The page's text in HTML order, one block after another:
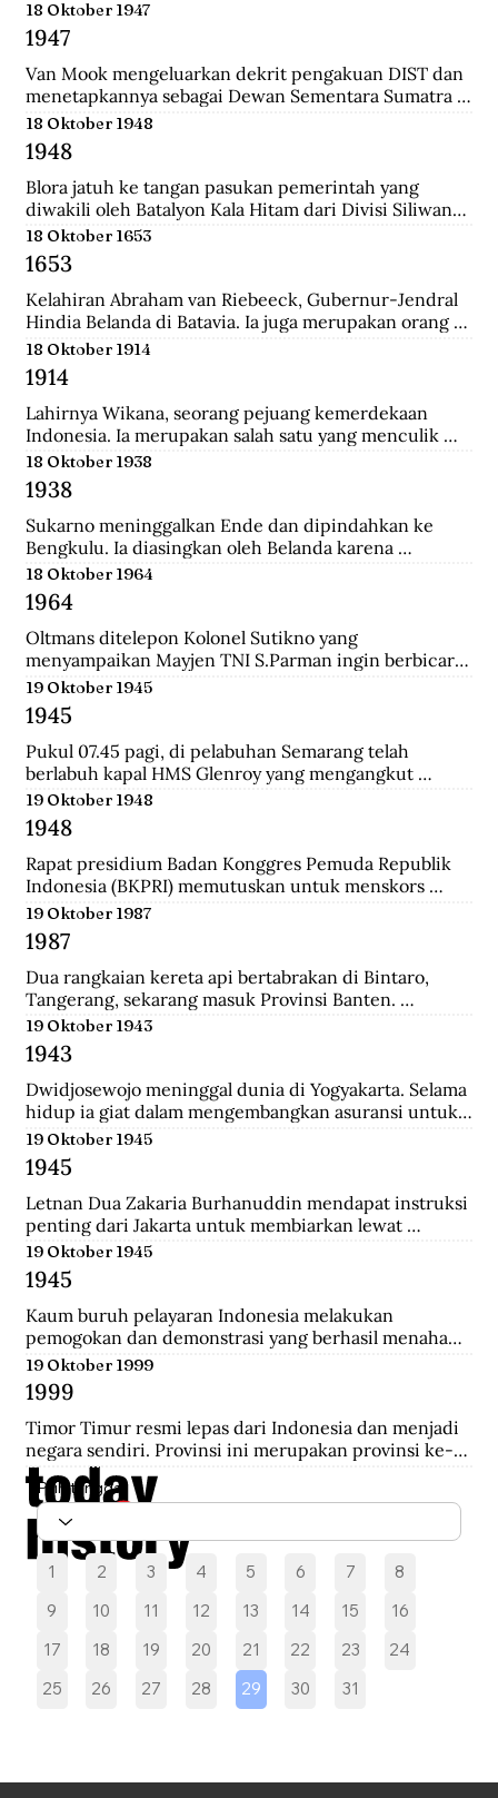
Pilih tanggal
1 2 3 4 5 6 7
8
9
10 11 12 13 14 15
16
17
18 19 20 21 22 23
24
25
26 27 28 29 30 31
dan Soetomo justru menghendaki pendidikan bagi
seluruh rakyat.
dengan giatnya pembentukan laskar-laskar di Medan
dan sekitarnya, seperti Berastagi dan Pematang
Siantar. Anggota laskar bahkan mencari senjata yang
dibuang Jepang ke dasar laut, dekat pelabuhan
Belawan.
18 Oktober 1947
1947
Van Mook mengeluarkan dekrit pengakuan DIST dan
menetapkannya sebagai Dewan Sementara Sumatra
Timur. Republik mengecam pembentukan NST,
menyebut para pemimpinnya sebagai “boneka”
Belanda. Untuk menghalau propaganda Republik, NST
membuat suratkabar Mestika dan majalah Medan
Buletin. Program utama NST dalam sektor ekonomi
adalah pemulihan kembali perkebunan dan hak
istimewa penduduk asli atas tanah.
18 Oktober 1948
1948
Blora jatuh ke tangan pasukan pemerintah yang
diwakili oleh Batalyon Kala Hitam dari Divisi Siliwangi.
Seperti biasanya, saat pembebasan sebuah kawasan,
terdapat sejumlah musuh yang menjadi tawanan.
Salah seorang tawanan terlihat bersikap menantang
dan seolah tak mau menyerah.
18 Oktober 1653
1653
Kelahiran Abraham van Riebeeck, Gubernur-Jendral
Hindia Belanda di Batavia. Ia juga merupakan orang
yang memulai perkebunan kopi pertama di Jawa
Barat.
18 Oktober 1914
1914
Lahirnya Wikana, seorang pejuang kemerdekaan
Indonesia. Ia merupakan salah satu yang menculik
Sukaro dan Hatta dalam Peristiwa Rengasdengklok.
18 Oktober 1938
1938
Sukarno meninggalkan Ende dan dipindahkan ke
Bengkulu. Ia diasingkan oleh Belanda karena
dianggap membahayakan pemerintahan Belanda.
18 Oktober 1964
1964
Oltmans ditelepon Kolonel Sutikno yang
menyampaikan Mayjen TNI S.Parman ingin berbicara
dengannya. Oltmans bertemu dengan Parman
sehingga ini pertemuan yang mendekatkan mereka.
Bahkan Parman pernah meminta tolong untuk
bertemu dengan Verrips yang diduga merampok uang
Bank Indonesia.
19 Oktober 1945
1945
Pukul 07.45 pagi, di pelabuhan Semarang telah
berlabuh kapal HMS Glenroy yang mengangkut
tentara Sekutu, yaitu pasukan Inggris dari brigade
ke-37 yang diantaranya terdiri dari prajurit Gurkha.
Tak beberapa lama, sekitar pukul 08.00.
Wongsonegoro membacakan isi persetujuan
penghentian tembak menembak antara pasukan TKR
(Tentara Keamanan Rakyat) dengan tentara Jepang.
19 Oktober 1948
1948
Rapat presidium Badan Konggres Pemuda Republik
Indonesia (BKPRI) memutuskan untuk menskors
Pemuda Sosialis Indonesia (Pesindo).
19 Oktober 1987
1987
Dua rangkaian kereta api bertabrakan di Bintaro,
Tangerang, sekarang masuk Provinsi Banten.
Lokomotif dan gerbong pertama masing-masing
kereta hancur-lebur. Ratusan penumpang tewas
mengenaskan. Suara tabrakan terdengar hingga
beberapa belas meter. Kecelakaan kereta terburuk
sepanjang sejarah Indonesia. Kecelakaan ini terjadi
Senin pagi, sekira jam tujuh. Waktu padat penumpang
untuk Kereta api (KA) 225 trayek Rangkasbitung—
Jakarta Kota. Kereta ini mengangkut 1.887
penumpang.
19 Oktober 1943
1943
Dwidjosewojo meninggal dunia di Yogyakarta. Selama
hidup ia giat dalam mengembangkan asuransi untuk
anak negeri. Hingga OL Mij Boemipoetera dan
Merdika sebagai usaha asuransi mendapat pengakuan
badan hukum.
19 Oktober 1945
1945
Letnan Dua Zakaria Burhanuddin mendapat instruksi
penting dari Jakarta untuk membiarkan lewat
serangkaian kereta api memuat 90 Kaigun (Angkatan
Laut Jepang) yang akan melintasi Stasiun Bekasi.
Namun saat tiba, rakyat dan pejuang Bekasi langsung
melakukan pengepungan hingga terjadi penembakan
yang akhirnya saling serbu.
19 Oktober 1945
1945
Kaum buruh pelayaran Indonesia melakukan
pemogokan dan demonstrasi yang berhasil menahan
sebelas kapal Belanda di Pelabuhan New York yang
akan mengangkut perlengkapan perang yang
diperoleh dari Pemerintah AS.
19 Oktober 1999
1999
Timor Timur resmi lepas dari Indonesia dan menjadi
negara sendiri. Provinsi ini merupakan provinsi ke-27
Indonesia selama 24 tahun.